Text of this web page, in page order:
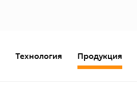
Технология Продукция